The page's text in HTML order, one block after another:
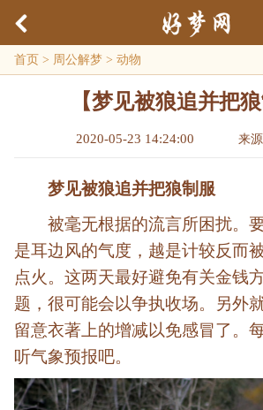
首页 > 周公解梦 > 动物
【梦见被狼追并把狼
2020-05-23 14:24:00 来
梦见被狼追并把狼制服
被毫无根据的流言所困扰。
是耳边风的气度，越是计较反而
点火。这两天最好避免有关金钱
题，很可能会以争执收场。另外
留意衣著上的增减以免感冒了。
听气象预报吧。